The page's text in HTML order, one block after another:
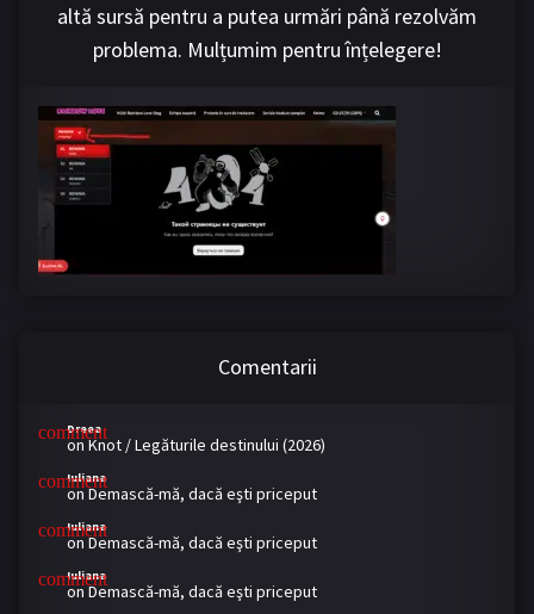
altă sursă pentru a putea urmări până rezolvăm
problema. Mulțumim pentru înțelegere!
Comentarii
Dreea
onKnot / Legăturile destinului (2026)
Iuliana
onDemască-mă, dacă eşti priceput
Iuliana
onDemască-mă, dacă eşti priceput
Iuliana
onDemască-mă, dacă eşti priceput